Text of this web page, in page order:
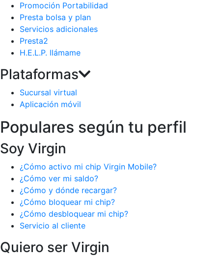
Promoción Portabilidad
Presta bolsa y plan
Servicios adicionales
Presta2
H.E.L.P. llámame
Plataformas
Sucursal virtual
Aplicación móvil
Populares según tu perfil
Soy Virgin
¿Cómo activo mi chip Virgin Mobile?
¿Cómo ver mi saldo?
¿Cómo y dónde recargar?
¿Cómo bloquear mi chip?
¿Cómo desbloquear mi chip?
Servicio al cliente
Quiero ser Virgin